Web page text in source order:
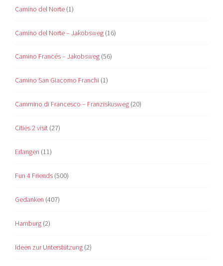
Camino del Norte (1)
Camino del Norte – Jakobsweg (16)
Camino Francés – Jakobsweg (56)
Camino San Giacomo Franchi (1)
Cammino di Francesco – Franziskusweg (20)
Cities 2 visit (27)
Erlangen (11)
Fun 4 Friends (500)
Gedanken (407)
Hamburg (2)
Ideen zur Unterstützung (2)